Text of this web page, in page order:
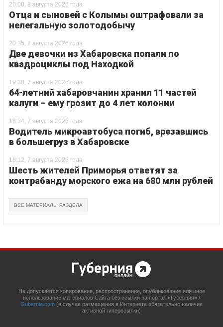
20:00, 8 августа 2026 года
Отца и сыновей с Колымы оштрафовали за
нелегальную золотодобычу
20:35, 7 августа 2026 года
Две девочки из Хабаровска попали по
квадроциклы под Находкой
19:30, 7 августа 2026 года
64-летний хабаровчанин хранил 11 частей
калуги – ему грозит до 4 лет колонии
18:34, 7 августа 2026 года
Водитель микроавтобуса погиб, врезавшись
в большегруз в Хабаровске
18:12, 7 августа 2026 года
Шесть жителей Приморья ответят за
контрабанду морского ежа на 680 млн рублей
ВСЕ МАТЕРИАЛЫ РАЗДЕЛА
Не допускается копирование, распространение, опубликование или иное
использование материалов Сайта без ссылки на портал «Губерния» /
Gubernia.com (в случае размещения в Интернете обязательно наличие
активной гиперссылки)